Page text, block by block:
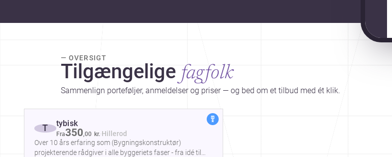
— OVERSIGT
Tilgængelige fagfolk
Sammenlign porteføljer, anmeldelser og priser — og bed om et tilbud med ét klik.
T tybisk
Fra350,00 kr.·Hillerod
Over 10 års erfaring som (Bygningskonstruktør)
projekterende rådgiver i alle byggeriets faser - fra idé til